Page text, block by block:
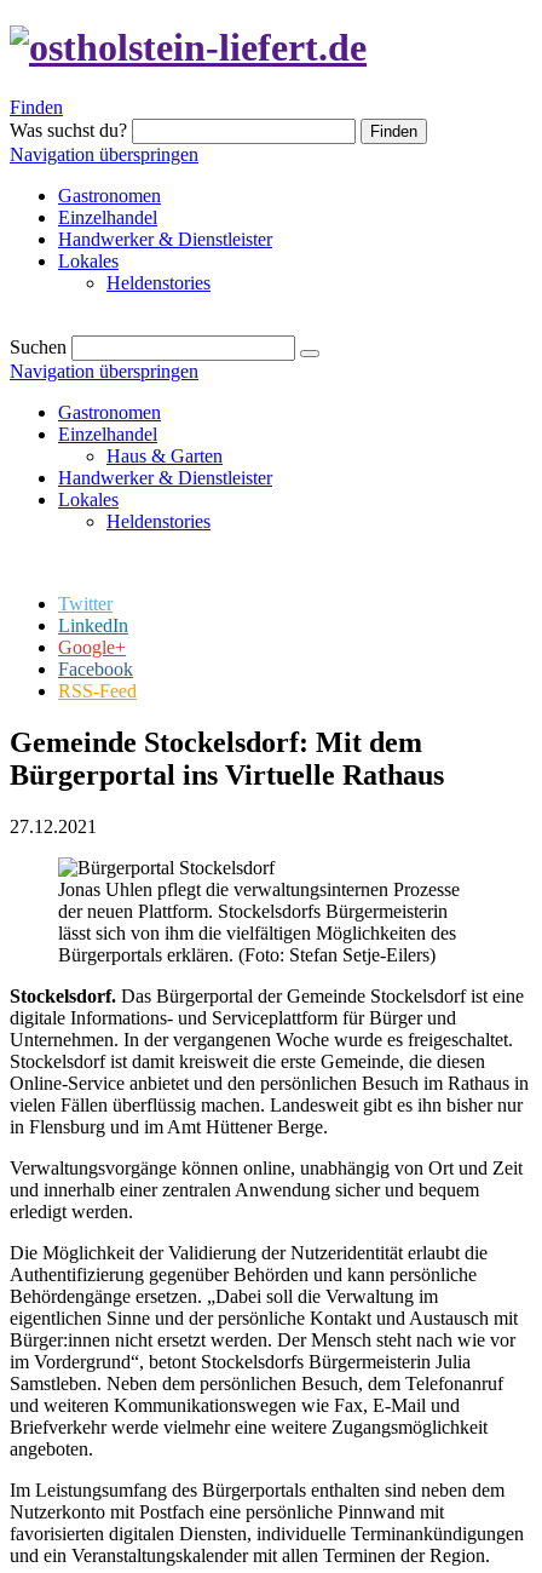
Finden
Was suchst du?
Finden
Navigation überspringen
Gastronomen
Einzelhandel
Handwerker & Dienstleister
Lokales
Heldenstories
Suchen
Navigation überspringen
Gastronomen
Einzelhandel
Haus & Garten
Handwerker & Dienstleister
Lokales
Heldenstories
Twitter
LinkedIn
Google+
Facebook
RSS-Feed
Gemeinde Stockelsdorf: Mit dem
Bürgerportal ins Virtuelle Rathaus
27.12.2021
Jonas Uhlen pflegt die verwaltungsinternen Prozesse
der neuen Plattform. Stockelsdorfs Bürgermeisterin
lässt sich von ihm die vielfältigen Möglichkeiten des
Bürgerportals erklären. (Foto: Stefan Setje-Eilers)
Stockelsdorf. Das Bürgerportal der Gemeinde Stockelsdorf ist eine
digitale Informations- und Serviceplattform für Bürger und
Unternehmen. In der vergangenen Woche wurde es freigeschaltet.
Stockelsdorf ist damit kreisweit die erste Gemeinde, die diesen
Online-Service anbietet und den persönlichen Besuch im Rathaus in
vielen Fällen überflüssig machen. Landesweit gibt es ihn bisher nur
in Flensburg und im Amt Hüttener Berge.
Verwaltungsvorgänge können online, unabhängig von Ort und Zeit
und innerhalb einer zentralen Anwendung sicher und bequem
erledigt werden.
Die Möglichkeit der Validierung der Nutzeridentität erlaubt die
Authentifizierung gegenüber Behörden und kann persönliche
Behördengänge ersetzen. „Dabei soll die Verwaltung im
eigentlichen Sinne und der persönliche Kontakt und Austausch mit
Bürger:innen nicht ersetzt werden. Der Mensch steht nach wie vor
im Vordergrund“, betont Stockelsdorfs Bürgermeisterin Julia
Samstleben. Neben dem persönlichen Besuch, dem Telefonanruf
und weiteren Kommunikationswegen wie Fax, E-Mail und
Briefverkehr werde vielmehr eine weitere Zugangsmöglichkeit
angeboten.
Im Leistungsumfang des Bürgerportals enthalten sind neben dem
Nutzerkonto mit Postfach eine persönliche Pinnwand mit
favorisierten digitalen Diensten, individuelle Terminankündigungen
und ein Veranstaltungskalender mit allen Terminen der Region.